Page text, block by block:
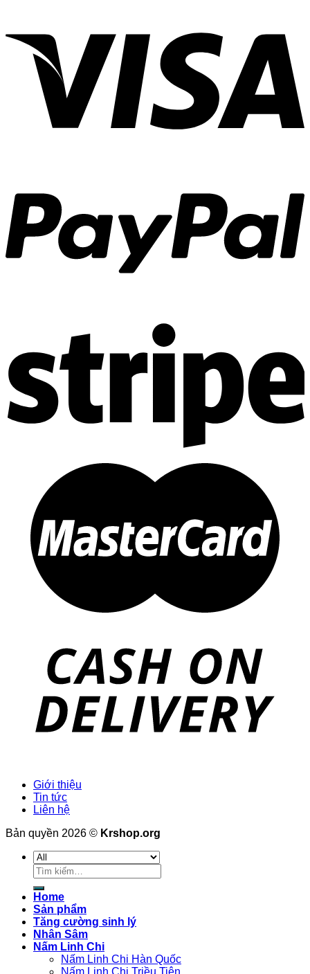
Giới thiệu
Tin tức
Liên hệ
Bản quyền 2026 © Krshop.org
Tìm
kiếm:
Home
Sản phẩm
Tăng cường sinh lý
Nhân Sâm
Nấm Linh Chi
Nấm Linh Chi Hàn Quốc